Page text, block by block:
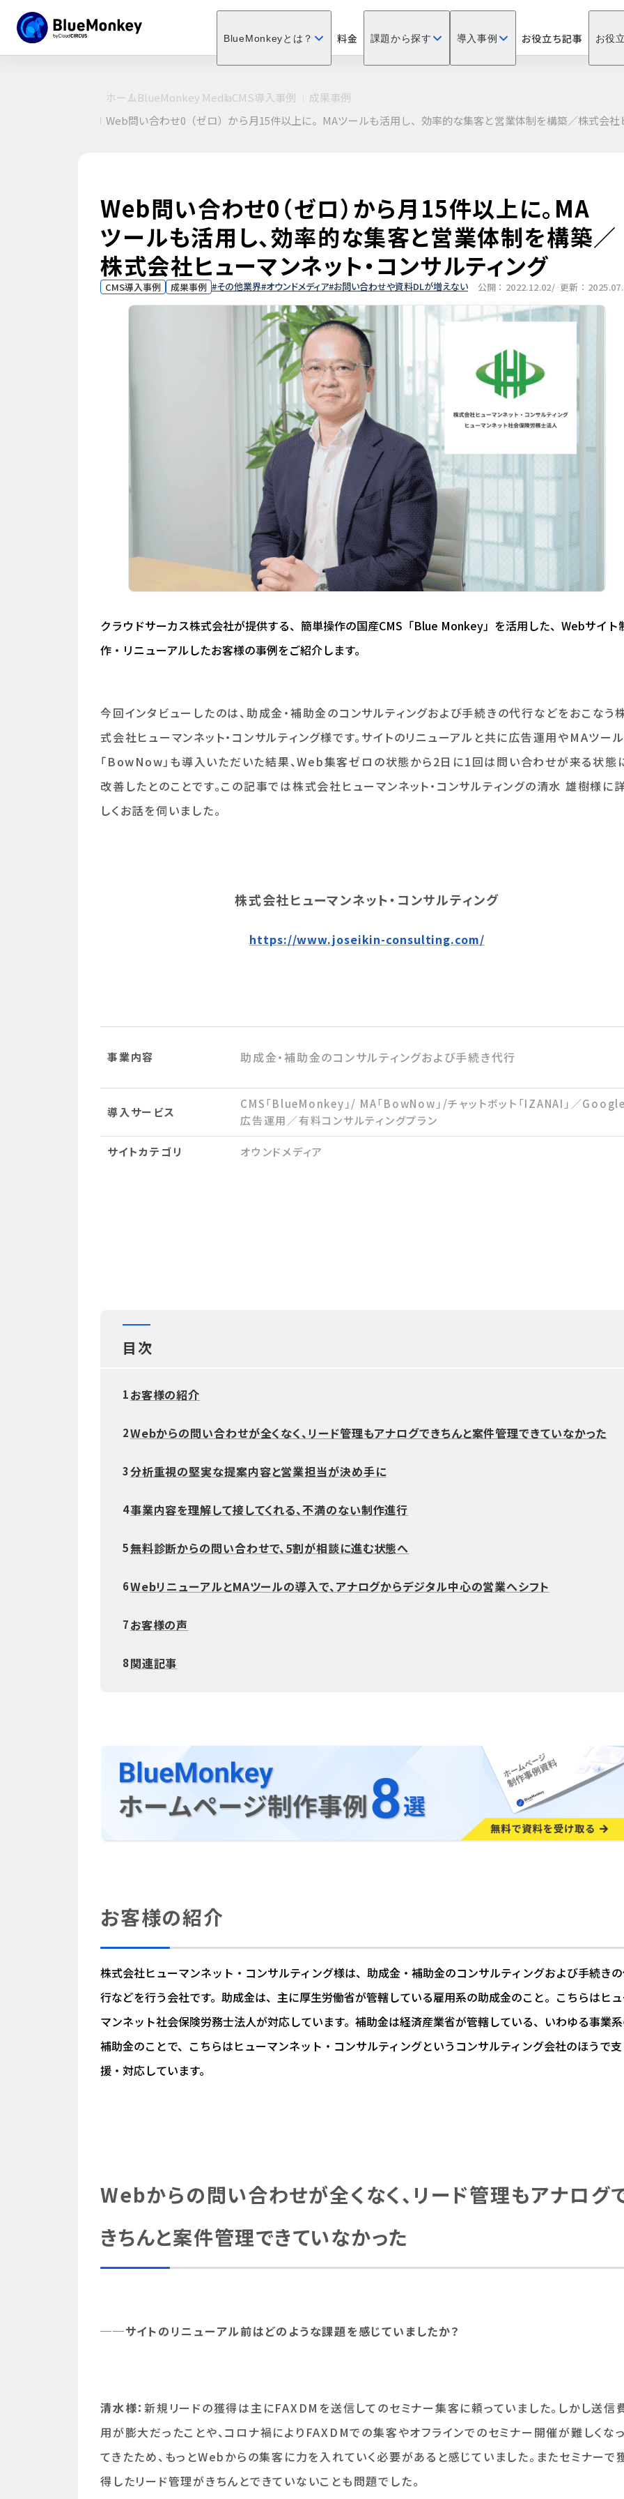
BlueMonkeyとは？ 料金 課題から探す 導入事例 お役立ち記事 お役
ホームBlueMonkey MediaCMS導入事例
成果事例
Web問い合わせ0（ゼロ）から月15件以上に。MAツールも活用し、効率的な集客と営業体制を構築／株式会
Web問い合わせ0（ゼロ）から月15件以上に。MA
ツールも活用し、効率的な集客と営業体制を構築／
株式会社ヒューマンネット・コンサルティング
CMS導入事例 成果事例 その他業界 オウンドメディア お問い合わせや資料DLが増えない 公開：2022.12.02/ 更新：
クラウドサーカス株式会社が提供する、簡単操作の国産CMS「Blue Monkey」を活用した、Webサイト
作・リニューアルしたお客様の事例をご紹介します。
今回インタビューしたのは、助成金・補助金のコンサルティングおよび手続きの代行などをおこなう
式会社ヒューマンネット・コンサルティング様です。サイトのリニューアルと共に広告運用やMAツール
「BowNow」も導入いただいた結果、Web集客ゼロの状態から2日に1回は問い合わせが来る状態
改善したとのことです。この記事では株式会社ヒューマンネット・コンサルティングの清水 雄樹様に
しくお話を伺いました。
株式会社ヒューマンネット・コンサルティング
https://www.joseikin-consulting.com/
事業内容 助成金・補助金のコンサルティングおよび手続き代行
導入サービス
CMS「BlueMonkey」/ MA「BowNow」/チャットボット「IZANAI」／
広告運用／有料コンサルティングプラン
サイトカテゴリ オウンドメディア
目次
1お客様の紹介
2Webからの問い合わせが全くなく、リード管理もアナログできちんと案件管理できていなかった
3分析重視の堅実な提案内容と営業担当が決め手に
4事業内容を理解して接してくれる、不満のない制作進行
5無料診断からの問い合わせで、5割が相談に進む状態へ
6WebリニューアルとMAツールの導入で、アナログからデジタル中心の営業へシフト
7お客様の声
8関連記事
お客様の紹介
株式会社ヒューマンネット・コンサルティング様は、助成金・補助金のコンサルティングおよび手続き
行などを行う会社です。助成金は、主に厚生労働省が管轄している雇用系の助成金のこと。こちらはヒ
マンネット社会保険労務士法人が対応しています。補助金は経済産業省が管轄している、いわゆる事業
補助金のことで、こちらはヒューマンネット・コンサルティングというコンサルティング会社のほうで支
援・対応しています。
Webからの問い合わせが全くなく、リード管理もアナログ
きちんと案件管理できていなかった
──サイトのリニューアル前はどのような課題を感じていましたか？
清水様：新規リードの獲得は主にFAXDMを送信してのセミナー集客に頼っていました。しかし送信
用が膨大だったことや、コロナ禍によりFAXDMでの集客やオフラインでのセミナー開催が難しくな
てきたため、もっとWebからの集客に力を入れていく必要があると感じていました。またセミナーで
得したリード管理がきちんとできていないことも問題でした。